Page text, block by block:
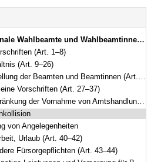
Wahlbeamten-Gesetz – KWBG) Vom 24. Juli 2012 (GVBl. S. 366; 2014 S. 20) BayRS 2022-1-I (Art. 1–66)
(Art. 1–8)
(Art. 9–26)
der Beamten und Beamtinnen (Art. 27–44)
Vorschriften (Art. 27–37)
der Vornahme von Amtshandlungen (Art. 38–39)
von Angelegenheiten
Urlaub (Art. 40–42)
Fürsorgepflichten (Art. 43–44)